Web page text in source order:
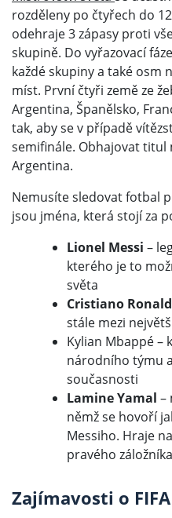
rozděleny po čtyřech do
odehraje 3 zápasy proti
skupině. Do vyřazovací
každé skupiny a také osm
míst. První čtyři země ze
Argentina, Španělsko,
tak, aby se v případě
semifinále. Obhajovat titul
Argentina.
Nemusíte sledovat fotbal
jsou jména, která stojí za
Lionel Messi –
kterého je to
světa
Cristiano
stále mezi
Kylian Mbappé –
národního týmu
současnosti
Lamine Yamal –
němž se hovoří
Messiho. Hraje
pravého
Zajímavosti o